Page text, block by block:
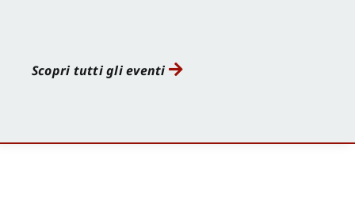
Scopri tutti gli eventi